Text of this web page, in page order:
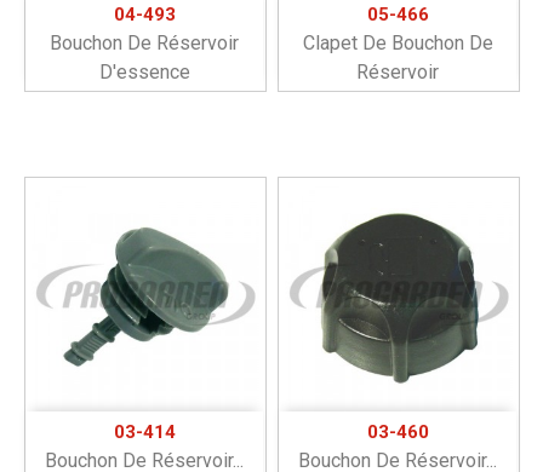
04-493
Bouchon De Réservoir
D'essence
05-466
Clapet De Bouchon De
Réservoir
03-414
Bouchon De Réservoir...
03-460
Bouchon De Réservoir...